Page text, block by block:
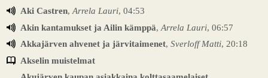
Aki Castren, Arrela Lauri, 04:53
Akin kantamukset ja Ailin kämppä, Arrela Lauri, 06:57
Akkajärven ahvenet ja järvitaimenet, Sverloff Matti, 20:18
Akselin muistelmat